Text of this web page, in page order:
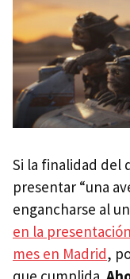
Si la finalidad del
presentar “una
engancharse al
en la
mes en Madrid,